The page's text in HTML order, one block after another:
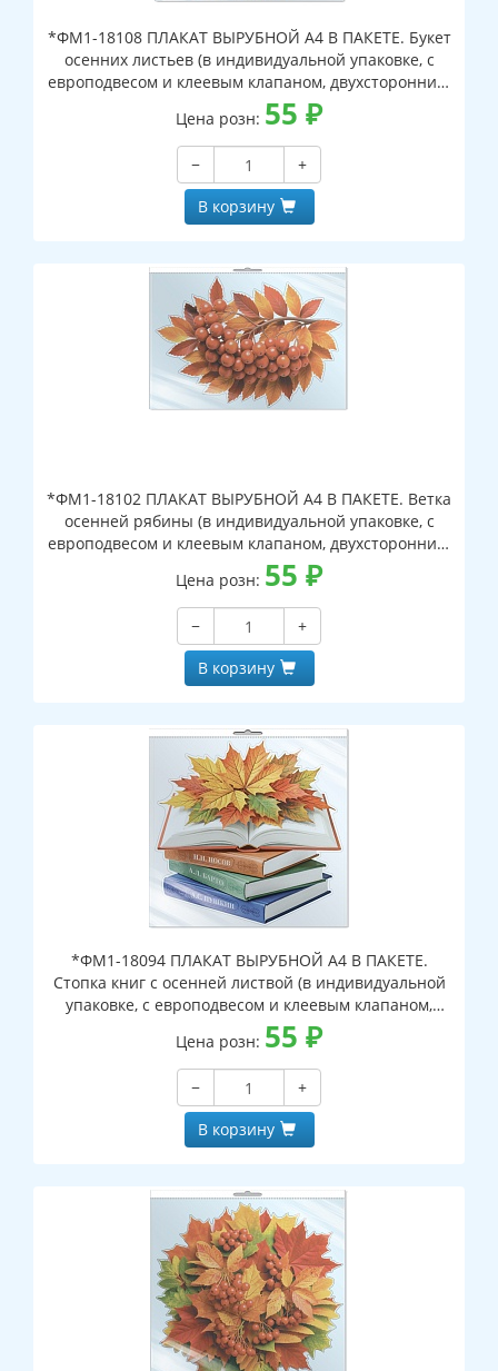
*ФМ1-18108 ПЛАКАТ ВЫРУБНОЙ А4 В ПАКЕТЕ. Букет
осенних листьев (в индивидуальной упаковке, с
европодвесом и клеевым клапаном, двухсторонний,
ВД-лак)
Цена розн: 55 ₽
−
+
В корзину
*ФМ1-18102 ПЛАКАТ ВЫРУБНОЙ А4 В ПАКЕТЕ. Ветка
осенней рябины (в индивидуальной упаковке, с
европодвесом и клеевым клапаном, двухсторонний,
ВД-лак)
Цена розн: 55 ₽
−
+
В корзину
*ФМ1-18094 ПЛАКАТ ВЫРУБНОЙ А4 В ПАКЕТЕ.
Стопка книг с осенней листвой (в индивидуальной
упаковке, с европодвесом и клеевым клапаном,
двухсторонний, ВД-лак)
Цена розн: 55 ₽
−
+
В корзину